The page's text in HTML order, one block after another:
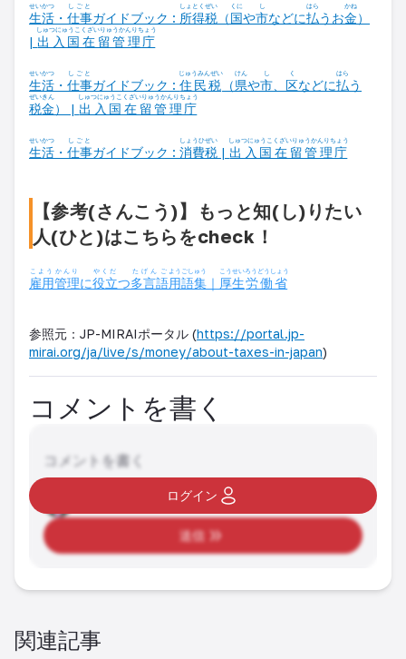
生活
せいかつ
・ 仕事
しごと
ガイドブック : 所得税
しょとくぜい
（国
くに
や市
し
などに払
はら
うお金
かね
）
| 出入国在留管理庁
しゅつにゅうこくざいりゅうかんりちょう
生活
せいかつ
・ 仕事
しごと
ガイドブック : 住民税
じゅうみんぜい
（県
けん
や市
し
区
く
などに払
はら
う
税金
ぜいきん
） | 出入国在留管理庁
しゅつにゅうこくざいりゅうかんりちょう
生活
せいかつ
・ 仕事
しごと
ガイドブック : 消費税
しょうひぜい
| 出入国在留管理庁
しゅつにゅうこくざいりゅうかんりちょう
【参考(さんこう)】もっと知(し)りたい
人(ひと)はこちらをcheck！
雇用
こよう
管理
かんり
に役立
やくだ
つ多言語
たげんご
用語集
ようごしゅう
｜ 厚生
こうせい
労働省
ろうどうしょう
参照元：JP-MIRAIポータル (https://portal.jp-
mirai.org/ja/live/s/money/about-taxes-in-japan)
コメントを書く
コメントを書く
送信
ログイン
関連記事